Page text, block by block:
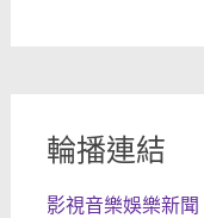
輪播連結
影視音樂娛樂新聞